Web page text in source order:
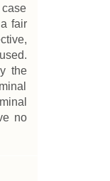
case
fair
the
no